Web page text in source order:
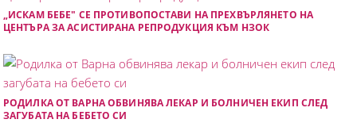
„ИСКАМ БЕБЕ" СЕ ПРОТИВОПОСТАВИ НА ПРЕХВЪРЛЯНЕТО НА
ЦЕНТЪРА ЗА АСИСТИРАНА РЕПРОДУКЦИЯ КЪМ НЗОК
РОДИЛКА ОТ ВАРНА ОБВИНЯВА ЛЕКАР И БОЛНИЧЕН ЕКИП СЛЕД
ЗАГУБАТА НА БЕБЕТО СИ